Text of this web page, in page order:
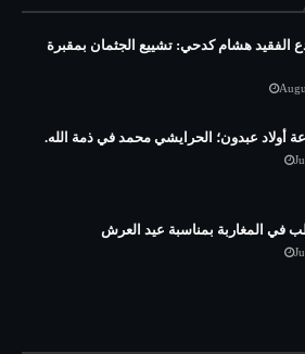
الفقيد هشام كدحي: تشييع الجثمان بمقبرة
أولاد عبدون؛ الحرايشي محمد في ذمة الله.
في المغاربة بمناسبة عيد العرش